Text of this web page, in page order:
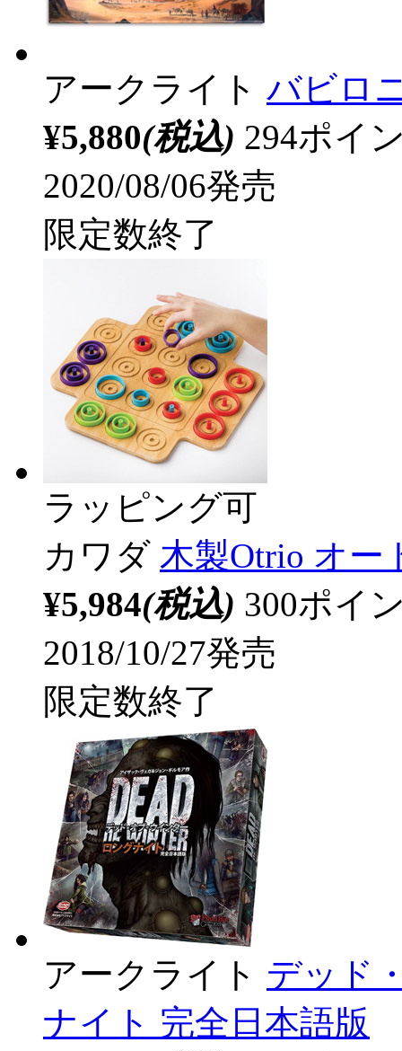
アークライト バビロ
¥5,880(税込) 294ポイ
2020/08/06発売
限定数終了
ラッピング可
カワダ 木製Otrio オー
¥5,984(税込) 300ポイ
2018/10/27発売
限定数終了
アークライト デッド
ナイト 完全日本語版